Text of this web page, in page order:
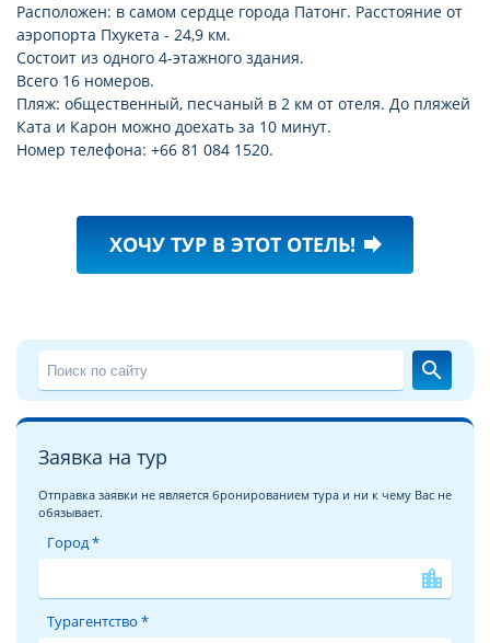
Расположен: в самом сердце города Патонг. Расстояние от
аэропорта Пхукета - 24,9 км.
Состоит из одного 4-этажного здания.
Всего 16 номеров.
Пляж: общественный, песчаный в 2 км от отеля. До пляжей
Ката и Карон можно доехать за 10 минут.
Номер телефона: +66 81 084 1520.
ХОЧУ ТУР В ЭТОТ ОТЕЛЬ! forward
search
Заявка на тур
Отправка заявки не является бронированием тура и ни к чему Вас не
обязывает.
Город *
location_city
Турагентство *